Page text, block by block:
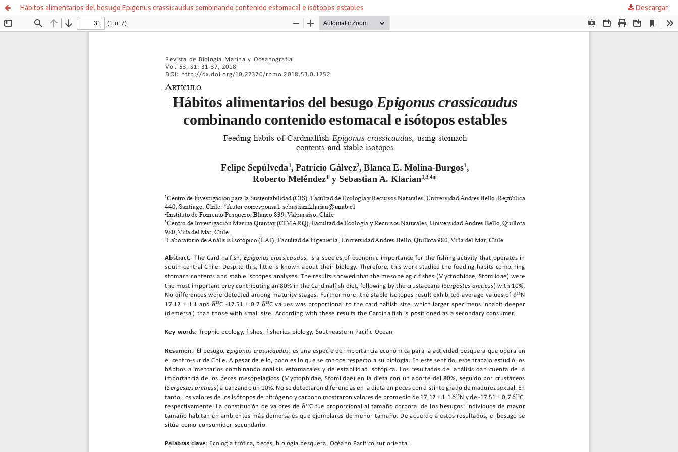
Hábitos alimentarios del besugo Epigonus crassicaudus combinando contenido estomacal e isótopos estables Descargar